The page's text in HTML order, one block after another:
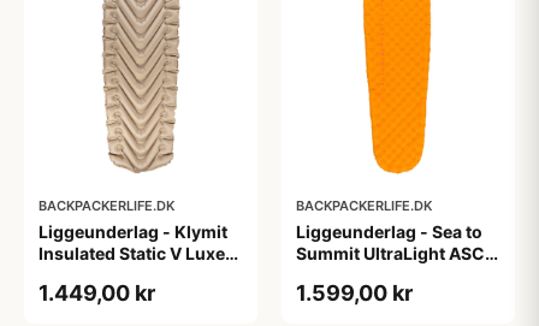
BACKPACKERLIFE.DK
Liggeunderlag - Klymit
Insulated Static V Luxe
1.449,00 kr
BACKPACKERLIFE.DK
Liggeunderlag - Sea to
Summit UltraLight ASC
1.599,00 kr